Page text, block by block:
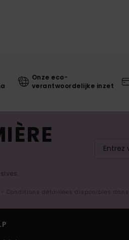
Onze eco-
verantwoordelijke inzet
Conditions détaillées disponibles